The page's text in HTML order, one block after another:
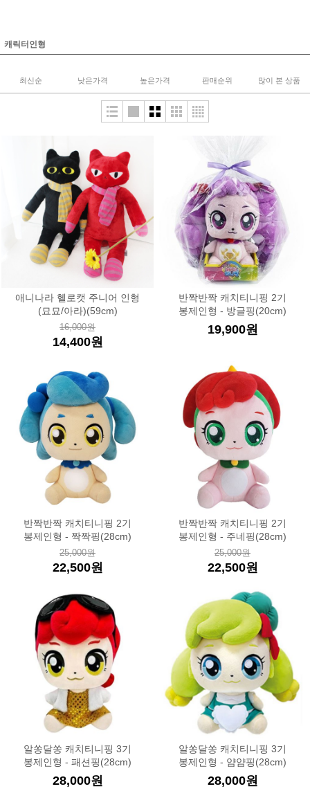
캐릭터인형
최신순 낮은가격 높은가격 판매순위 많이 본 상품
애니나라 헬로캣 주니어 인형
(묘묘/아라)(59cm)
16,000원
14,400원
반짝반짝 캐치티니핑 2기
봉제인형 - 방글핑(20cm)
19,900원
반짝반짝 캐치티니핑 2기
봉제인형 - 짝짝핑(28cm)
25,000원
22,500원
반짝반짝 캐치티니핑 2기
봉제인형 - 주네핑(28cm)
25,000원
22,500원
알쏭달쏭 캐치티니핑 3기
봉제인형 - 패션핑(28cm)
28,000원
알쏭달쏭 캐치티니핑 3기
봉제인형 - 얌얌핑(28cm)
28,000원